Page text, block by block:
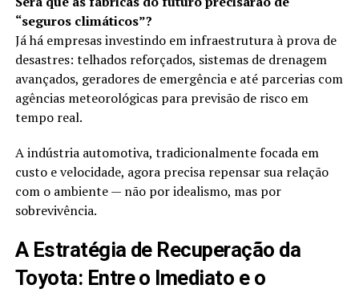
“seguros climáticos”?
Já há empresas investindo em infraestrutura à prova de
desastres: telhados reforçados, sistemas de drenagem
avançados, geradores de emergência e até parcerias com
agências meteorológicas para previsão de risco em
tempo real.
A indústria automotiva, tradicionalmente focada em
custo e velocidade, agora precisa repensar sua relação
com o ambiente — não por idealismo, mas por
sobrevivência.
A Estratégia de Recuperação da
Toyota: Entre o Imediato e o